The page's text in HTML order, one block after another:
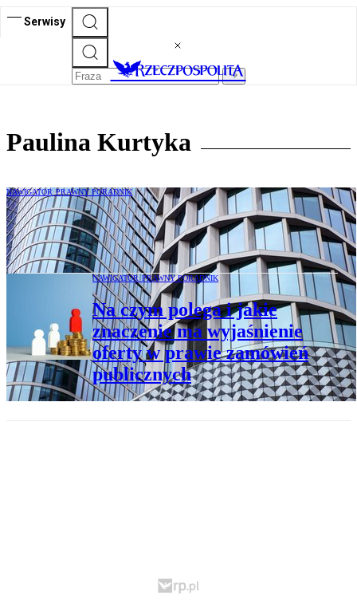
Serwisy
Paulina Kurtyka
NAWIGATOR PRAWNY PORADNIK
Odwołania, gdy oferta została wybrana
jako jedna z najkorzystniejszych
NAWIGATOR PRAWNY PORADNIK
Na czym polega i jakie
znaczenie ma wyjaśnienie
oferty w prawie zamówień
publicznych